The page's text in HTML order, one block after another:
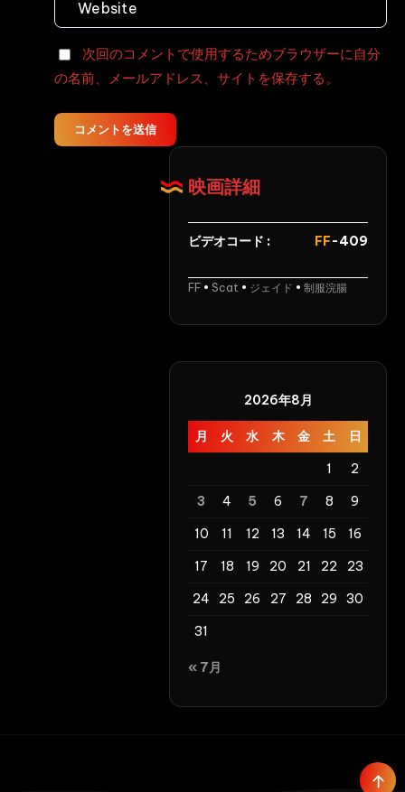
次回のコメントで使用するためブラウザーに自分
の名前、メールアドレス、サイトを保存する。
コメントを送信
映画詳細
ビデオコード : FF-409
FF • Scat • ジェイド • 制服浣腸
2026年8月
月 火 水 木 金 土
日
1
2
3
4 5 6 7 8
9
10
11 12 13 14 15
16
17
18 19 20 21 22
23
24
25 26 27 28 29
30
31
« 7月